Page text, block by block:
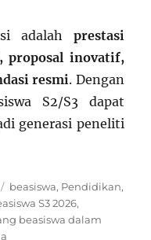
adalah prestasi
proposal inovatif,
resmi. Dengan
S2/S3 dapat
generasi peneliti
Categories
beasiswa, Pendidikan,
S3 2026,
beasiswa dalam